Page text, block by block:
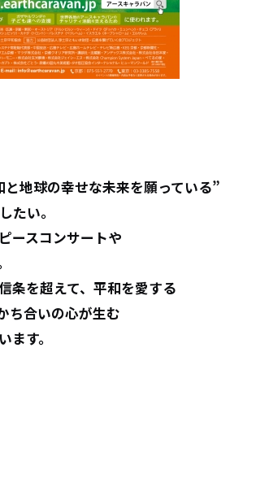
地球の幸せな未来を願っている”
たい。
ースコンサートや
条を超えて、平和を愛する
ち合いの心が生む
す。